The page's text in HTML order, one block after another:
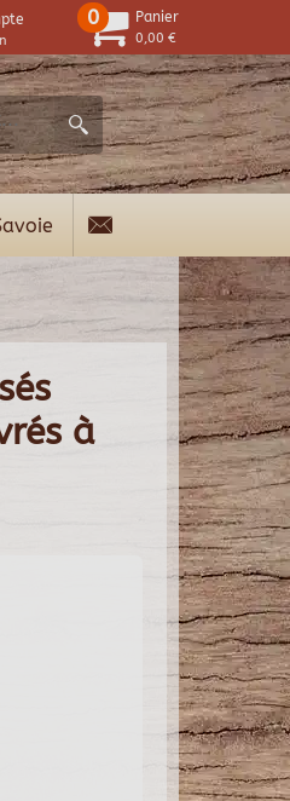
0 Panier
0,00 €
à